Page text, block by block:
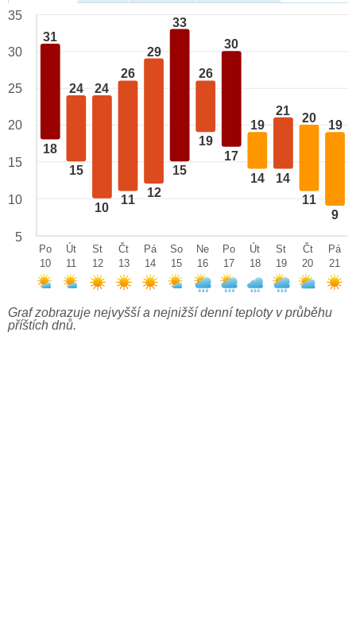
31
18
24
15
24
10
26
11
29
12
33
15
26
19
30
17
19
14
21
14
20
11
19
9
35
30
25
20
15
10
5
Po
10
Út
11
St
12
Čt
13
Pá
14
So
15
Ne
16
Po
17
Út
18
St
19
Čt
20
Pá
21
Graf zobrazuje nejvyšší a nejnižší denní teploty v průběhu
příštích dnů.